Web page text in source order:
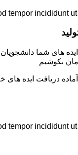
tempor incididunt
های شما
بکوشیم
ایده های
tempor incididunt